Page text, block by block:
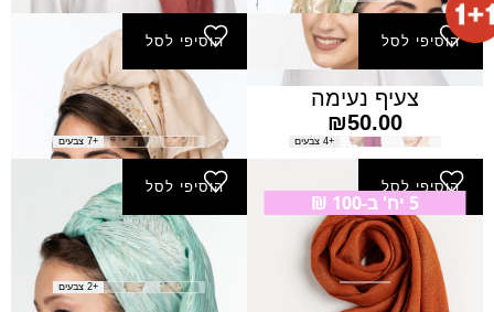
הוסיפי לסל
צעיף נעימה
₪50.00
+4 צבעים
הוסיפי לסל
צעיף עננה
₪50.00
+7 צבעים
5 יח' ב-100 ₪
הוסיפי לסל
צעיף רעיה
₪25.00
הוסיפי לסל
צעיף שבח
₪50.00
+2 צבעים